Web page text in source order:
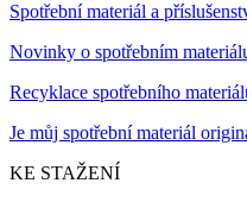
Spotřební materiál a
Novinky o spotřebním
Recyklace spotřebního
Je můj spotřební materiál
KE STAŽENÍ